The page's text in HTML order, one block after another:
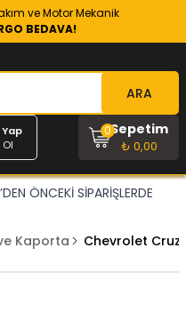
ve Motor Mekanik
BEDAVA!
ARA
Ol
Sepetim
₺ 0,00
0
ÖNCEKİ SİPARİŞLERDE
Kaporta Chevrolet